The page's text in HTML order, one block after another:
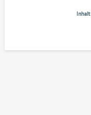
Inhalt